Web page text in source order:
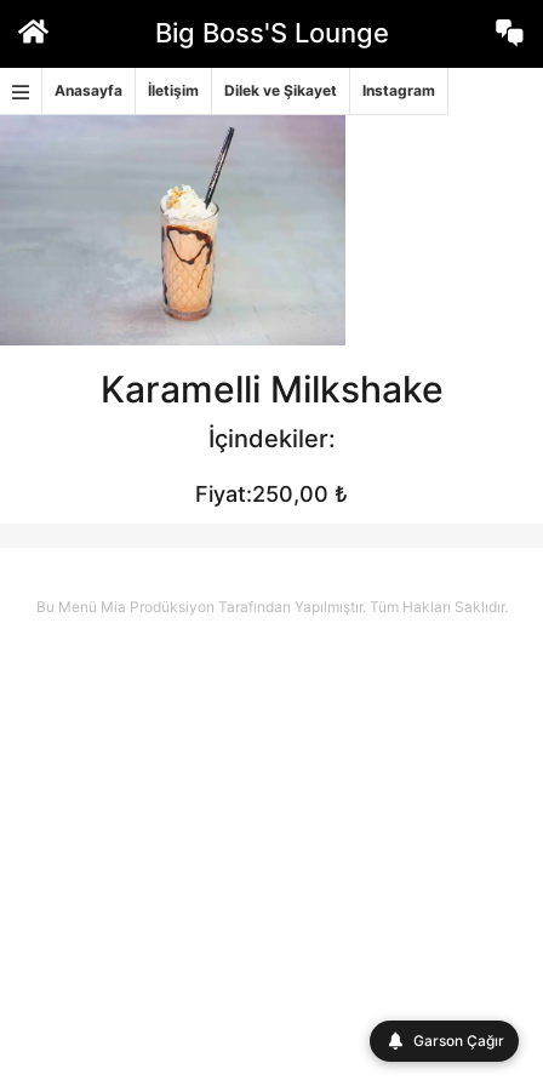
Big Boss'S Lounge
Anasayfa İletişim Dilek ve Şikayet Instagram
Karamelli Milkshake
İçindekiler:
Fiyat:250,00 ₺
Bu Menü Mia Prodüksiyon Tarafından Yapılmıştır. Tüm Hakları Saklıdır.
Garson Çağır